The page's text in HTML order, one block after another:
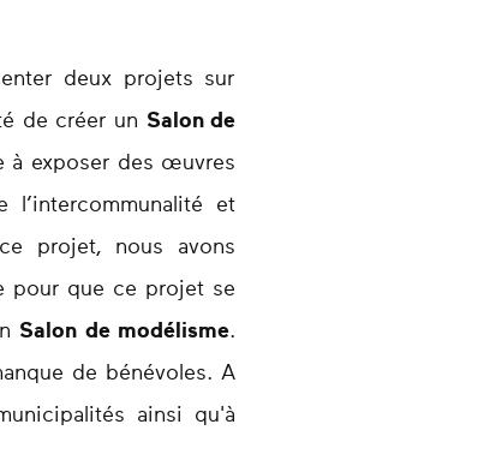
deux projets sur
de créer un Salon de
à exposer des œuvres
et
projet, nous avons
pour que ce projet se
Salon de modélisme.
de bénévoles. A
ainsi qu'à